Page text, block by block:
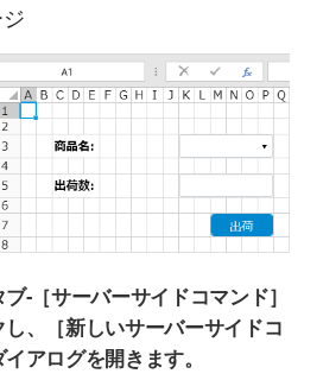
ブ-［サーバーサイドコマンド］
、［新しいサーバーサイドコ
アログを開きます。